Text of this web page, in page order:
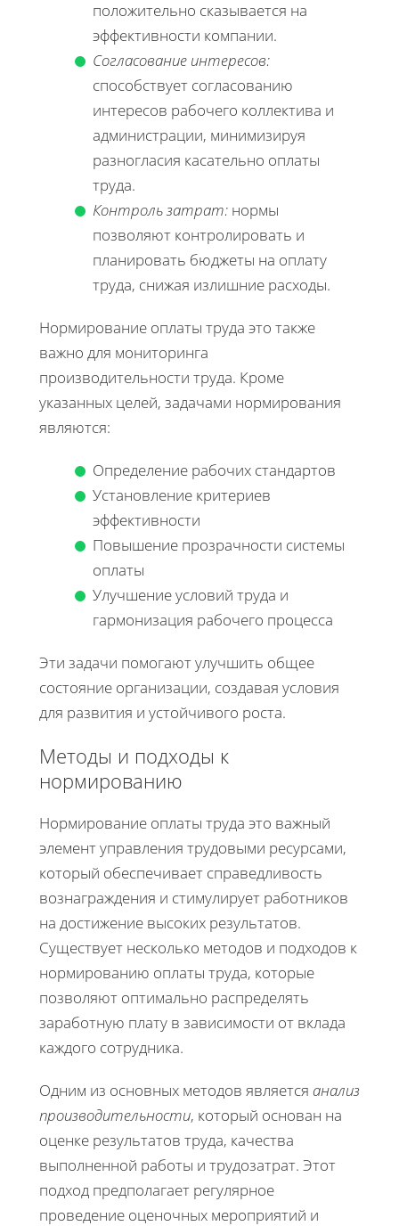
положительно сказывается на
эффективности компании.
Согласование интересов:
способствует согласованию
интересов рабочего коллектива и
администрации, минимизируя
разногласия касательно оплаты
труда.
Контроль затрат: нормы
позволяют контролировать и
планировать бюджеты на оплату
труда, снижая излишние расходы.
Нормирование оплаты труда это также
важно для мониторинга
производительности труда. Кроме
указанных целей, задачами нормирования
являются:
Определение рабочих стандартов
Установление критериев
эффективности
Повышение прозрачности системы
оплаты
Улучшение условий труда и
гармонизация рабочего процесса
Эти задачи помогают улучшить общее
состояние организации, создавая условия
для развития и устойчивого роста.
Методы и подходы к
нормированию
Нормирование оплаты труда это важный
элемент управления трудовыми ресурсами,
который обеспечивает справедливость
вознаграждения и стимулирует работников
на достижение высоких результатов.
Существует несколько методов и подходов к
нормированию оплаты труда, которые
позволяют оптимально распределять
заработную плату в зависимости от вклада
каждого сотрудника.
Одним из основных методов является анализ
производительности, который основан на
оценке результатов труда, качества
выполненной работы и трудозатрат. Этот
подход предполагает регулярное
проведение оценочных мероприятий и